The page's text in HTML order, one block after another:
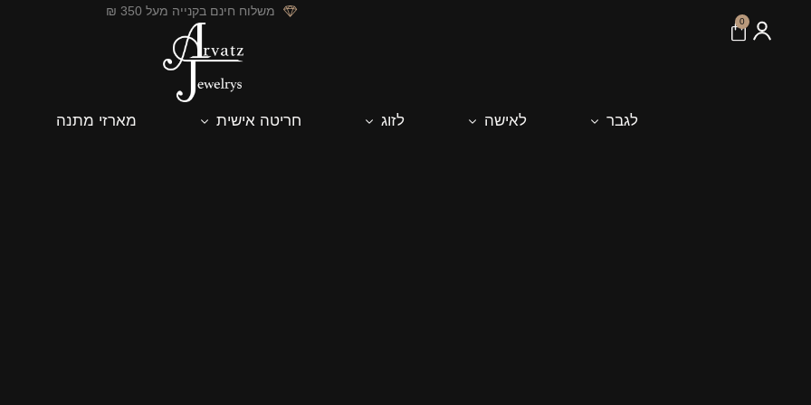
משלוח חינם בקנייה מעל 350 ₪
0
לגבר לאישה לזוג חריטה אישית מארזי מתנה